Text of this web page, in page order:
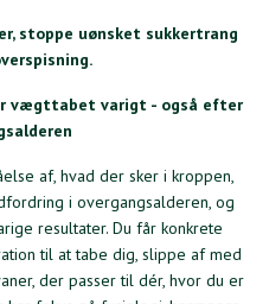
stoppe uønsket sukkertrang
vægttabet varigt - også efter
af, hvad der sker i kroppen,
i overgangsalderen, og
resultater. Du får konkrete
til at tabe dig, slippe af med
der passer til dér, hvor du er